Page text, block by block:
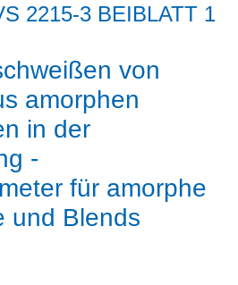
2215-3 BEIBLATT 1
von
amorphen
in der
-
für amorphe
und Blends